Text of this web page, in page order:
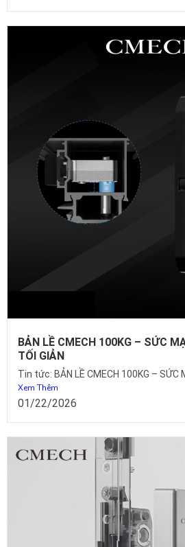
BẢN LỀ CMECH 100KG – SỨC
TỐI GIẢN
Tin tức: BẢN LỀ CMECH 100KG – SỨC
Xem Thêm
01/22/2026